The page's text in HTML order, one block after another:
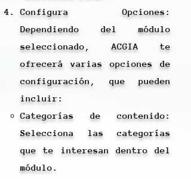
Configura Opciones:
Dependiendo del módulo
seleccionado, ACGIA te
ofrecerá varias opciones de
configuración, que pueden
incluir:
Categorías de contenido:
Selecciona las categorías
que te interesan dentro del
módulo.